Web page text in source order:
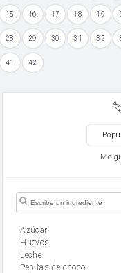
15 16 17 18 19
28 29 30 31 32
41 42
Me
Azúcar
huevos
leche
Pepitas de choco